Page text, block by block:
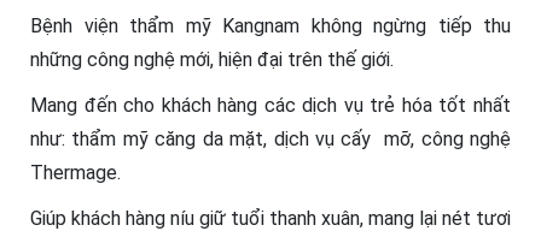
Bệnh viện thẩm mỹ Kangnam không ngừng tiếp thu
những công nghệ mới, hiện đại trên thế giới.
Mang đến cho khách hàng các dịch vụ trẻ hóa tốt nhất
như: thẩm mỹ căng da mặt, dịch vụ cấy mỡ, công nghệ
Thermage.
Giúp khách hàng níu giữ tuổi thanh xuân, mang lại nét tươi